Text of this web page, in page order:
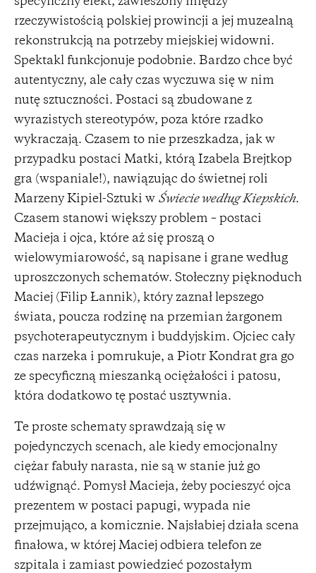
specyficzny efekt, zawieszony między
rzeczywistością polskiej prowincji a jej muzealną
rekonstrukcją na potrzeby miejskiej widowni.
Spektakl funkcjonuje podobnie. Bardzo chce być
autentyczny, ale cały czas wyczuwa się w nim
nutę sztuczności. Postaci są zbudowane z
wyrazistych stereotypów, poza które rzadko
wykraczają. Czasem to nie przeszkadza, jak w
przypadku postaci Matki, którą Izabela Brejtkop
gra (wspaniale!), nawiązując do świetnej roli
Marzeny Kipiel-Sztuki w Świecie według Kiepskich.
Czasem stanowi większy problem – postaci
Macieja i ojca, które aż się proszą o
wielowymiarowość, są napisane i grane według
uproszczonych schematów. Stołeczny pięknoduch
Maciej (Filip Łannik), który zaznał lepszego
świata, poucza rodzinę na przemian żargonem
psychoterapeutycznym i buddyjskim. Ojciec cały
czas narzeka i pomrukuje, a Piotr Kondrat gra go
ze specyficzną mieszanką ociężałości i patosu,
która dodatkowo tę postać usztywnia.
Te proste schematy sprawdzają się w
pojedynczych scenach, ale kiedy emocjonalny
ciężar fabuły narasta, nie są w stanie już go
udźwignąć. Pomysł Macieja, żeby pocieszyć ojca
prezentem w postaci papugi, wypada nie
przejmująco, a komicznie. Najsłabiej działa scena
finałowa, w której Maciej odbiera telefon ze
szpitala i zamiast powiedzieć pozostałym